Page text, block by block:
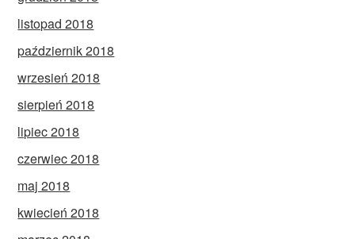
listopad 2018
październik 2018
wrzesień 2018
sierpień 2018
lipiec 2018
czerwiec 2018
maj 2018
kwiecień 2018